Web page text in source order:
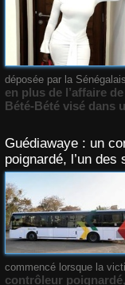
déposée par la
en plus de l’affaire
Bété-Bété visé dans
Guédiawaye : un
poignardé, l’un
commencé lorsque la
contrôleur poignardé,